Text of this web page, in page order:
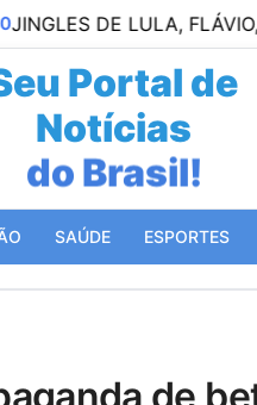
DE LULA, FLÁVIO,
Portal de
Notícias
do Mundo!
SAÚDE ESPORTES